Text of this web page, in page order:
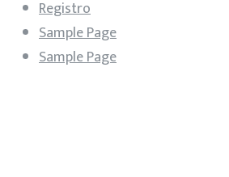
Registro
Sample Page
Sample Page